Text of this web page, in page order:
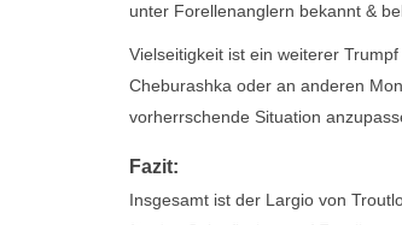
unter Forellenanglern bekannt &
Vielseitigkeit ist ein weiterer
Cheburashka oder an anderen
vorherrschende Situation
Fazit:
Insgesamt ist der Largio von